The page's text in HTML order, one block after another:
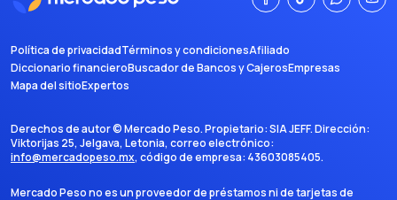
Política de privacidadTérminos y condicionesAfiliado
Diccionario financieroBuscador de Bancos y CajerosEmpresas
Mapa del sitioExpertos
Derechos de autor ©Mercado Peso. Propietario:SIA JEFF. Dirección:
Viktorijas 25, Jelgava, Letonia, correo electrónico:
info@mercadopeso.mx, código de empresa: 43603085405.
Mercado Peso no es un proveedor de préstamos ni de tarjetas de